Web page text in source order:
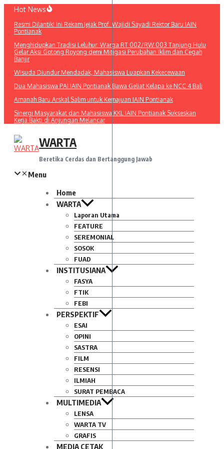
Lewati
konten
Hot News
Resmi Dilantik! Ini Rekam Jejak Prof. Wajidi Sayadi Rektor Baru IAIN
Pontianak
Menghidupkan Tradisi Leluhur: Warga RT 002/RW 003 Tanjung Hulu
Gelar Aksi Gotong Royong demi Mitigasi Perubahan Iklim dan Cegah
Banjir
Wisuda Diundur Mendadak, Mahasiswa Luapkan Kekecewaan
Dua Mahasiswa PAI IAIN Pontianak Bawa Geliat Kelapa ke NCC 4 Bali
Amanah Baru Arskal Salim untuk Kemajuan IAIN Pontianak
Sinergi Masyarakat dan Mahasiswa KKL IAIN Pontianak Sukseskan
Kerja Bakti di Anjungan Melancar
WARTA
Beretika Cerdas dan Bertanggung Jawab
Menu
Home
WARTA
Laporan Utama
FEATURE
SEREMONIAL
SOSOK
FUAD
INSTITUSIANA
FASYA
FTIK
FEBI
PERSPEKTIF
ESAI
OPINI
SASTRA
FILM
RESENSI
ILMIAH
SURAT PEMBACA
MULTIMEDIA
LENSA
WARTA TV
GRAFIS
MEDIA CETAK